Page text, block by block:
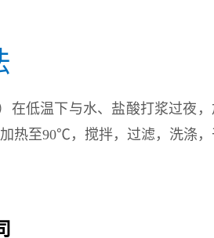
在低温下与水、盐酸打浆过夜
热至90℃，搅拌，过滤，洗涤